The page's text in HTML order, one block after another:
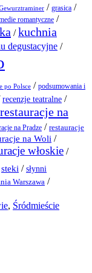
/ grasica /
romantyczne /
/kuchnia
degustacyjne /
po Polsce / podsumowania i
recenzje teatralne /
restauracje na
na Pradze / restauracje
na Woli /
włoskie /
steki / słynni
Warszawa /
, Śródmieście